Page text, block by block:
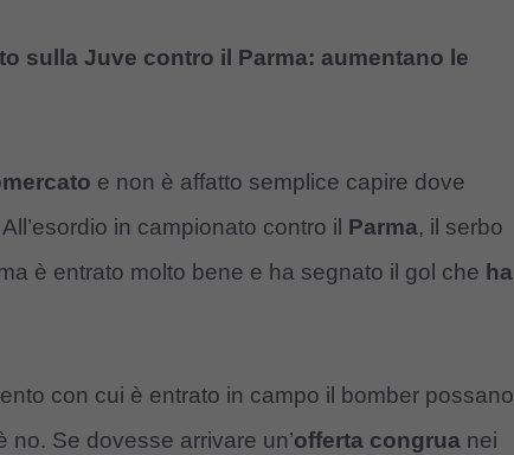
sulla Juve contro il Parma: aumentano le
e non è affatto semplice capire dove
All’esordio in campionato contro il Parma, il serbo
è entrato molto bene e ha segnato il gol che ha
con cui è entrato in campo il bomber possano
no. Se dovesse arrivare un’offerta congrua nei